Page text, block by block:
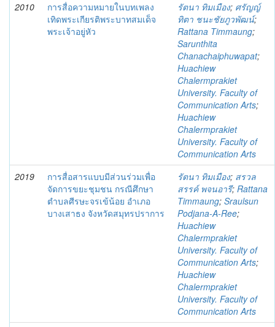
2010
การสื่อความหมายในบทเพลง
เทิดพระเกียรติพระบาทสมเด็จ
พระเจ้าอยู่หัว
รัตนา ทิมเมือง; ศรัญญ์
ทิตา ชนะชัยภูวพัฒน์;
Rattana Timmaung;
Sarunthita
Chanachaiphuwapat;
Huachiew
Chalermprakiet
University. Faculty of
Communication Arts;
Huachiew
Chalermprakiet
University. Faculty of
Communication Arts
2019
การสื่อสารแบบมีส่วนร่วมเพื่อ
จัดการขยะชุมชน กรณีศึกษา
ตำบลศีรษะจรเข้น้อย อำเภอ
บางเสาธง จังหวัดสมุทรปราการ
รัตนา ทิมเมือง; สรวล
สรรค์ พจนอารี; Rattana
Timmaung; Sraulsun
Podjana-A-Ree;
Huachiew
Chalermprakiet
University. Faculty of
Communication Arts;
Huachiew
Chalermprakiet
University. Faculty of
Communication Arts